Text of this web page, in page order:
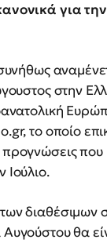
για
στην
το οποίο
που
διαθέσιμων
θα